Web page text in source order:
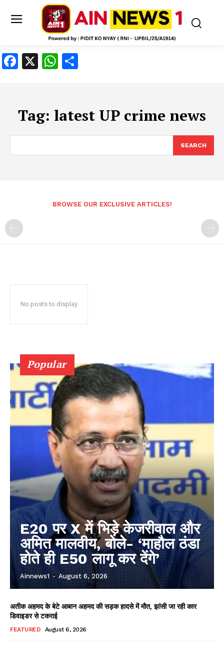
Facebook
X WhatsApp
Tag: latest UP crime news
SEARCH
BROWSE OUR EXCLUSIVE ARTICLES!
No posts to display
Popular
E20 पर X में भिड़े केजरीवाल और
अमित मालवीय, बोले- ‘माहौल ठंडा
होते ही E50 लागू कर देंगे’
Ainnews1 - August 6, 2026
अतीक अहमद के बेटे आबान अहमद की सड़क हादसे में मौत, झांसी जा रही कार
डिवाइडर से टकराई
FEATURED August 6, 2026